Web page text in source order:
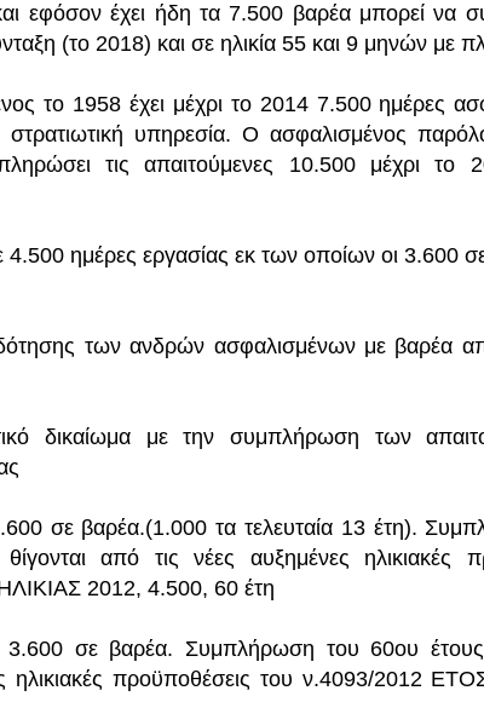
εφόσον έχει ήδη τα 7.500 βαρέα μπορεί να
(το 2018) και σε ηλικία 55 και 9 μηνών με
το 1958 έχει μέχρι το 2014 7.500 ημέρες
στρατιωτική υπηρεσία. Ο ασφαλισμένος
τις απαιτούμενες 10.500 μέχρι το
4.500 ημέρες εργασίας εκ των οποίων οι 3.600
των ανδρών ασφαλισμένων με βαρέα
δικαίωμα με την συμπλήρωση των
σε βαρέα.(1.000 τα τελευταία 13 έτη).
από τις νέες αυξημένες ηλικιακές
2012, 4.500, 60 έτη
σε βαρέα. Συμπλήρωση του 60ου έτους
ηλικιακές προϋποθέσεις του ν.4093/2012